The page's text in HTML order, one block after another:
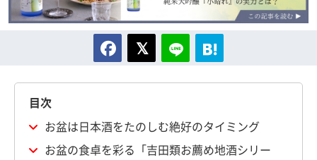
目次
お盆は日本酒をたのしむ絶好のタイミング
お盆の食卓を彩る「吉田類お薦め地酒シリー